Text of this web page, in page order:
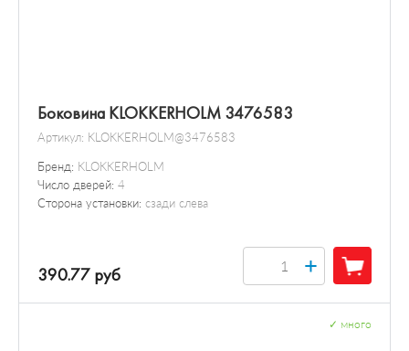
Боковина KLOKKERHOLM 3476583
Артикул: KLOKKERHOLM@3476583
Бренд: KLOKKERHOLM
Число дверей: 4
Сторона установки: сзади слева
390.77 руб +
много